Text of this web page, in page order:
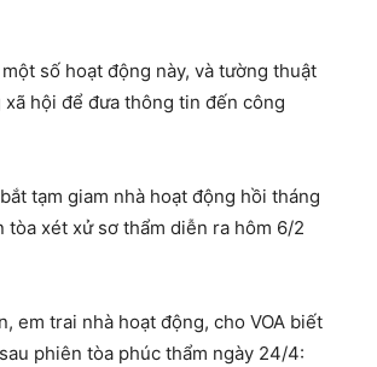
số hoạt động này, và tường thuật
hội để đưa thông tin đến công
tạm giam nhà hoạt động hồi tháng
tòa xét xử sơ thẩm diễn ra hôm 6/2
em trai nhà hoạt động, cho VOA biết
phiên tòa phúc thẩm ngày 24/4: